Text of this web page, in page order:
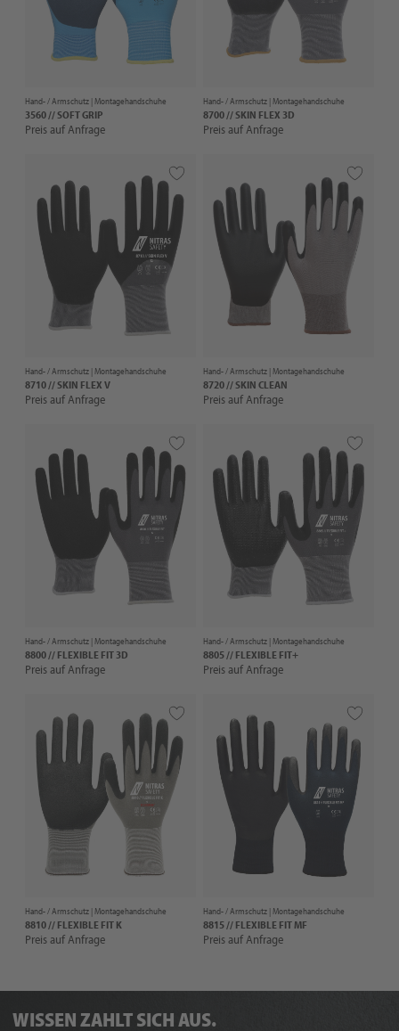
Hand- / Armschutz |Montagehandschuhe
3560 // SOFT GRIP
Preis auf Anfrage
Hand- / Armschutz |Montagehandschuhe
8700 // SKIN FLEX 3D
Preis auf Anfrage
Hand- / Armschutz |Montagehandschuhe
8710 // SKIN FLEX V
Preis auf Anfrage
Hand- / Armschutz |Montagehandschuhe
8720 // SKIN CLEAN
Preis auf Anfrage
Hand- / Armschutz |Montagehandschuhe
8800 // FLEXIBLE FIT 3D
Preis auf Anfrage
Hand- / Armschutz |Montagehandschuhe
8805 // FLEXIBLE FIT+
Preis auf Anfrage
Hand- / Armschutz |Montagehandschuhe
8810 // FLEXIBLE FIT K
Preis auf Anfrage
Hand- / Armschutz |Montagehandschuhe
8815 // FLEXIBLE FIT MF
Preis auf Anfrage
WISSEN ZAHLT SICH AUS.